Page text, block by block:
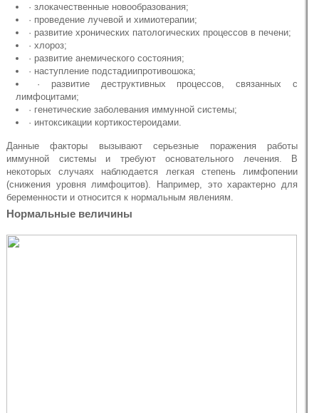
· злокачественные новообразования;
· проведение лучевой и химиотерапии;
· развитие хронических патологических процессов в печени;
· хлороз;
· развитие анемического состояния;
· наступление подстадиипротивошока;
· развитие деструктивных процессов, связанных с
лимфоцитами;
· генетические заболевания иммунной системы;
· интоксикации кортикостероидами.
Данные факторы вызывают серьезные поражения работы
иммунной системы и требуют основательного лечения. В
некоторых случаях наблюдается легкая степень лимфопении
(снижения уровня лимфоцитов). Например, это характерно для
беременности и относится к нормальным явлениям.
Нормальные величины